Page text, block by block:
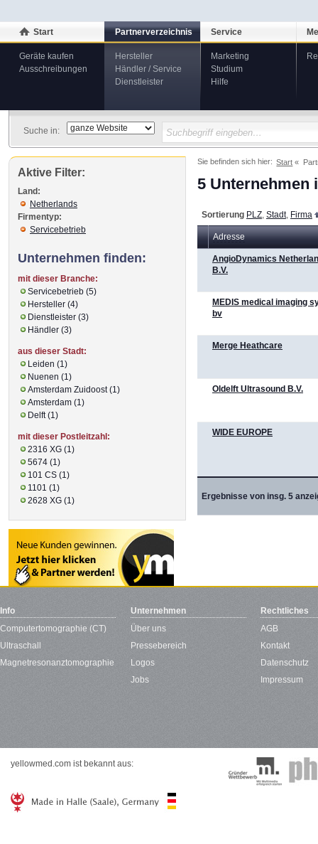
Start
Geräte kaufen
Ausschreibungen
Partnerverzeichnis
Hersteller
Händler / Service
Dienstleister
Service
Marketing
Studium
Hilfe
Suche in:
Sie befinden sich hier: Start
5 Unternehmen
Sortierung PLZ Stadt, Firma
Adresse
Ergebnisse von insg. 5
AngioDynamics
B.V.
MEDIS medical imaging
bv
Merge Heathcare
Oldelft Ultrasound B.V.
WIDE EUROPE
Aktive Filter:
Land:
Netherlands
Firmentyp:
Servicebetrieb
Unternehmen finden:
mit dieser Branche:
Servicebetrieb (5)
Hersteller (4)
Dienstleister (3)
Händler (3)
aus dieser Stadt:
Leiden (1)
Nuenen (1)
Amsterdam Zuidoost (1)
Amsterdam (1)
Delft (1)
mit dieser Postleitzahl:
2316 XG (1)
5674 (1)
101 CS (1)
1101 (1)
2628 XG (1)
Info
Computertomographie (CT)
Ultraschall
Magnetresonanztomographie
Unternehmen
Über uns
Pressebereich
Logos
Jobs
Rechtliches
AGB
Kontakt
Datenschutz
Impressum
yellowmed.com ist bekannt aus: